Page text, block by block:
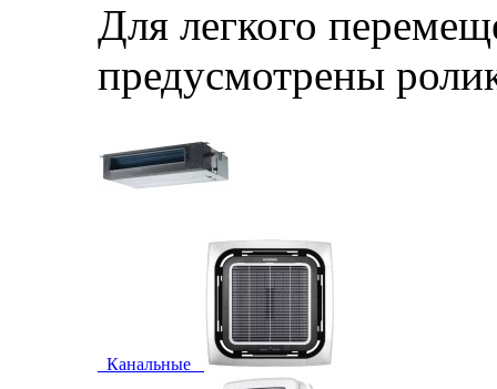
Для легкого
предусмотрены
Канальные